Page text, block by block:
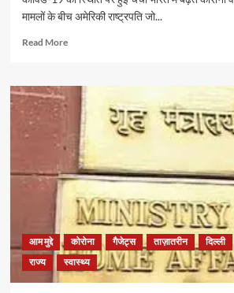
मामलों के बीच अमेरिकी राष्ट्रपति जो...
Read MoreRead
अमेरिकी
राष्ट्रपति
बाइडन
पीएम
मोदी
की
बात
आम मुद्दे कोरोना गैजेट्स ताज़ातरीन दिल्ली
राज्य
स्वास्थ्य